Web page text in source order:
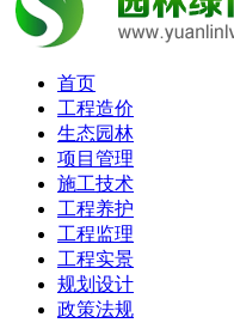
首页
工程造价
生态园林
项目管理
施工技术
工程养护
工程监理
工程实景
规划设计
政策法规